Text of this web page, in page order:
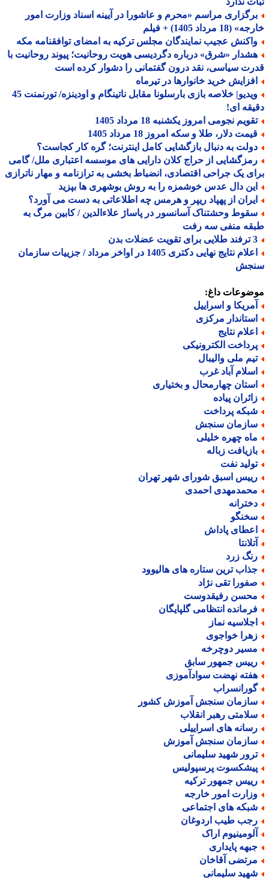
مراسم «محرم و عاشورا در آیینه اسناد وزارت امور
مرداد 1405) + فیلم
عجیب نمایندگان مجلس ترکیه به امضای توافقنامه مکه
«شرق» درباره دگردیسی هویت روحانیت؛ پیوند روحانیت با
سیاسی، نقد درون گفتمانی را دشوار کرده است
خرید خانوارها در تیرماه
ویدیو| خلاصه بازی بارسلونا مقابل ناتینگام و اودینزه/ تورنمنت 45
ای!
نجومی امروز یکشنبه 18 مرداد 1405
دلار، طلا و سکه امروز 18 مرداد 1405
به دنبال بازگشایی کامل اینترنت؛ گره کار کجاست؟
از حراج کلان دارایی های موسسه اعتباری ملل/ گامی
یک جراحی اقتصادی، انضباط بخشی به ترازنامه و مهار ناترازی
دال عدس خوشمزه را به روش بوشهری ها بپزید
از پهپاد ریپر و هرمس چه اطلاعاتی به دست می آورد؟
وحشتناک آسانسور در پاساژ علاءالدین / کابین مرگ به
منفی سه رفت
اعلام نتایج نهایی دکتری 1405 در اواخر مرداد / جزییات سازمان
داغ:
و اسراییل
مرکزی
نتایج
الکترونیکی
ملی والیبال
آباد غرب
چهارمحال و بختیاری
پیاده
پرداخت
سنجش
چهره خلیلی
زباله
نفت
اسبق شورای شهر تهران
احمدی
پاداش
زرد
ترین ستاره های هالیوود
تقی نژاد
رفیقدوست
انتظامی گلپایگان
نماز
خواجوی
دوچرخه
جمهور سابق
نهضت سوادآموزی
سنجش آموزش کشور
رهبر انقلاب
های اسراییلی
سنجش آموزش
شهید سلیمانی
پرسپولیس
جمهور ترکیه
امور خارجه
های اجتماعی
طیب اردوغان
اراک
پایداری
آقاخان
سلیمانی